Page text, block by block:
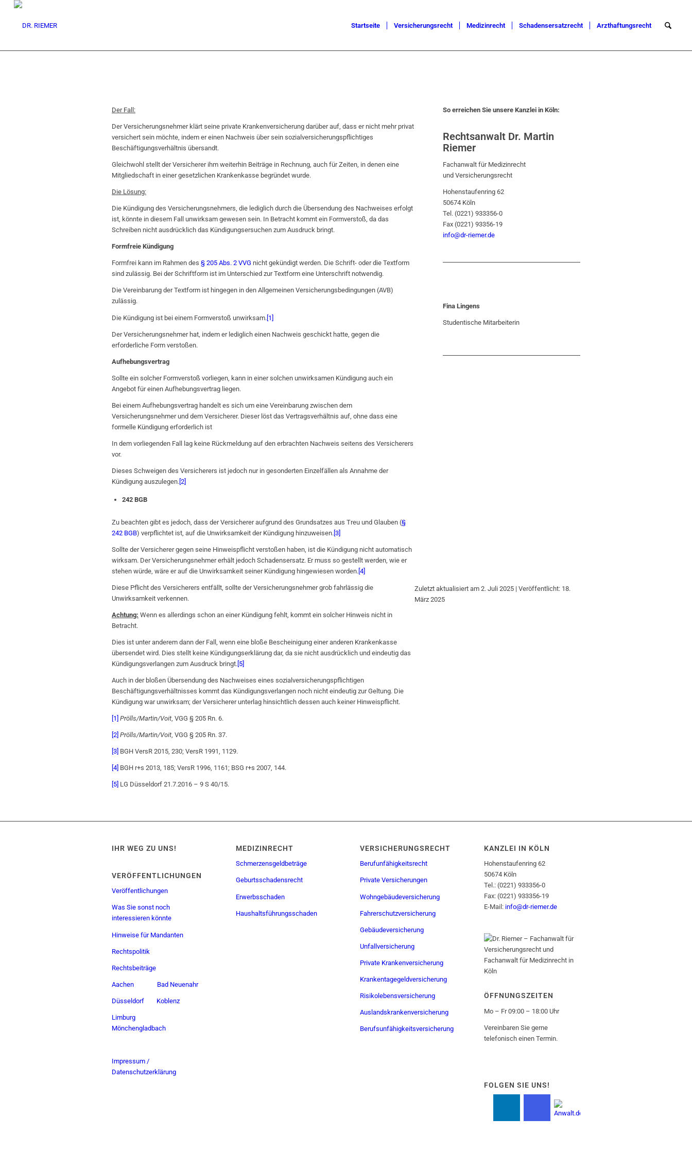
Startseite Versicherungsrecht Medizinrecht Schadensersatzrecht Arzthaftungsrecht
Der Fall:
Der Versicherungsnehmer klärt seine private Krankenversicherung darüber auf, dass er nicht mehr privat
versichert sein möchte, indem er einen Nachweis über sein sozialversicherungspflichtiges
Beschäftigungsverhältnis übersandt.
Gleichwohl stellt der Versicherer ihm weiterhin Beiträge in Rechnung, auch für Zeiten, in denen eine
Mitgliedschaft in einer gesetzlichen Krankenkasse begründet wurde.
Die Lösung:
Die Kündigung des Versicherungsnehmers, die lediglich durch die Übersendung des Nachweises erfolgt
ist, könnte in diesem Fall unwirksam gewesen sein. In Betracht kommt ein Formverstoß, da das
Schreiben nicht ausdrücklich das Kündigungsersuchen zum Ausdruck bringt.
Formfreie Kündigung
Formfrei kann im Rahmen des § 205 Abs. 2 VVG nicht gekündigt werden. Die Schrift- oder die Textform
sind zulässig. Bei der Schriftform ist im Unterschied zur Textform eine Unterschrift notwendig.
Die Vereinbarung der Textform ist hingegen in den Allgemeinen Versicherungsbedingungen (AVB)
zulässig.
Die Kündigung ist bei einem Formverstoß unwirksam. [1]
Der Versicherungsnehmer hat, indem er lediglich einen Nachweis geschickt hatte, gegen die
erforderliche Form verstoßen.
Aufhebungsvertrag
Sollte ein solcher Formverstoß vorliegen, kann in einer solchen unwirksamen Kündigung auch ein
Angebot für einen Aufhebungsvertrag liegen.
Bei einem Aufhebungsvertrag handelt es sich um eine Vereinbarung zwischen dem
Versicherungsnehmer und dem Versicherer. Dieser löst das Vertragsverhältnis auf, ohne dass eine
formelle Kündigung erforderlich ist
In dem vorliegenden Fall lag keine Rückmeldung auf den erbrachten Nachweis seitens des Versicherers
vor.
Dieses Schweigen des Versicherers ist jedoch nur in gesonderten Einzelfällen als Annahme der
Kündigung auszulegen. [2]
242 BGB
Zu beachten gibt es jedoch, dass der Versicherer aufgrund des Grundsatzes aus Treu und Glauben (§
242 BGB) verpflichtet ist, auf die Unwirksamkeit der Kündigung hinzuweisen. [3]
Sollte der Versicherer gegen seine Hinweispflicht verstoßen haben, ist die Kündigung nicht automatisch
wirksam. Der Versicherungsnehmer erhält jedoch Schadensersatz. Er muss so gestellt werden, wie er
stehen würde, wäre er auf die Unwirksamkeit seiner Kündigung hingewiesen worden. [4]
Diese Pflicht des Versicherers entfällt, sollte der Versicherungsnehmer grob fahrlässig die
Unwirksamkeit verkennen.
Achtung: Wenn es allerdings schon an einer Kündigung fehlt, kommt ein solcher Hinweis nicht in
Betracht.
Dies ist unter anderem dann der Fall, wenn eine bloße Bescheinigung einer anderen Krankenkasse
übersendet wird. Dies stellt keine Kündigungserklärung dar, da sie nicht ausdrücklich und eindeutig das
Kündigungsverlangen zum Ausdruck bringt. [5]
Auch in der bloßen Übersendung des Nachweises eines sozialversicherungspflichtigen
Beschäftigungsverhältnisses kommt das Kündigungsverlangen noch nicht eindeutig zur Geltung. Die
Kündigung war unwirksam; der Versicherer unterlag hinsichtlich dessen auch keiner Hinweispflicht.
[1] Prölls/Martin/Voit, VGG § 205 Rn. 6.
[2] Prölls/Martin/Voit, VGG § 205 Rn. 37.
[3] BGH VersR 2015, 230; VersR 1991, 1129.
[4] BGH r+s 2013, 185; VersR 1996, 1161; BSG r+s 2007, 144.
[5] LG Düsseldorf 21.7.2016 – 9 S 40/15.
So erreichen Sie unsere Kanzlei in Köln:
Rechtsanwalt Dr. Martin
Riemer
Fachanwalt für Medizinrecht
und Versicherungsrecht
Hohenstaufenring 62
50674 Köln
Tel. (0221) 933356-0
Fax (0221) 93356-19
info@dr-riemer.de
Fina Lingens
Studentische Mitarbeiterin
Zuletzt aktualisiert am 2. Juli 2025 | Veröffentlicht: 18.
März 2025
IHR WEG ZU UNS!
VERÖFFENTLICHUNGEN
Veröffentlichungen
Was Sie sonst noch
interessieren könnte
Hinweise für Mandanten
Rechtspolitik
Rechtsbeiträge
Aachen Bad Neuenahr
Düsseldorf Koblenz
Limburg
Mönchengladbach
Impressum /
Datenschutzerklärung
MEDIZINRECHT
Schmerzensgeldbeträge
Geburtsschadensrecht
Erwerbsschaden
Haushaltsführungsschaden
VERSICHERUNGSRECHT
Berufunfähigkeitsrecht
Private Versicherungen
Wohngebäudeversicherung
Fahrerschutzversicherung
Gebäudeversicherung
Unfallversicherung
Private Krankenversicherung
Krankentagegeldversicherung
Risikolebensversicherung
Auslandskrankenversicherung
Berufsunfähigkeitsversicherung
KANZLEI IN KÖLN
Hohenstaufenring 62
50674 Köln
Tel.: (0221) 933356-0
Fax: (0221) 933356-19
E-Mail: info@dr-riemer.de
ÖFFNUNGSZEITEN
Mo – Fr 09:00 – 18:00 Uhr
Vereinbaren Sie gerne
telefonisch einen Termin.
FOLGEN SIE UNS!